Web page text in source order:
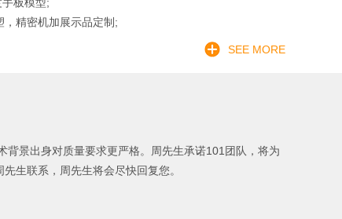
精密机加展示品定制;
SEE MORE
背景出身对质量要求更严格。周先生承诺101团队，将为
生联系，周先生将会尽快回复您。